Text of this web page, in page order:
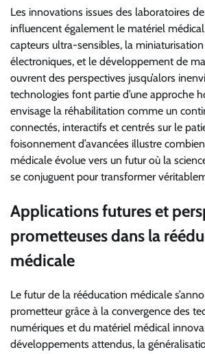
Les innovations issues des laboratoires
influencent également le matériel
capteurs ultra-sensibles, la
électroniques, et le développement de
ouvrent des perspectives jusqu’alors
technologies font partie d’une approche
envisage la réhabilitation comme un
connectés, interactifs et centrés sur le
foisonnement d’avancées illustre
médicale évolue vers un futur où la
se conjuguent pour transformer
Applications futures et
prometteuses dans la
médicale
Le futur de la rééducation médicale
prometteur grâce à la convergence des
numériques et du matériel médical
développements attendus, la